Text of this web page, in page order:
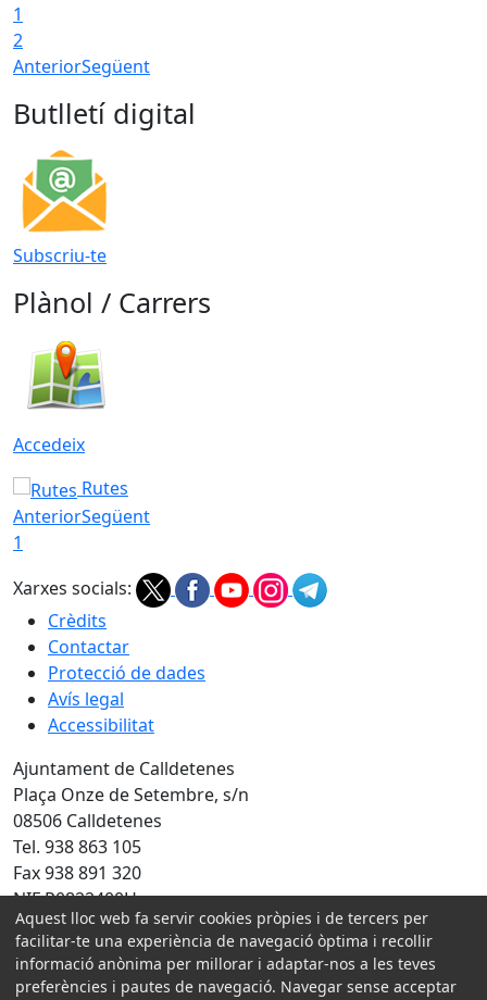
1
2
AnteriorSegüent
Butlletí digital
Subscriu-te
Plànol / Carrers
Accedeix
Rutes
AnteriorSegüent
1
Xarxes socials:
Crèdits
Contactar
Protecció de dades
Avís legal
Accessibilitat
Ajuntament de Calldetenes
Plaça Onze de Setembre, s/n
08506 Calldetenes
Tel. 938 863 105
Fax 938 891 320
NIF P0822400H
Amb la col·laboració de:
Aquest lloc web fa servir cookies pròpies i de tercers per
facilitar-te una experiència de navegació òptima i recollir
informació anònima per millorar i adaptar-nos a les teves
preferències i pautes de navegació. Navegar sense acceptar